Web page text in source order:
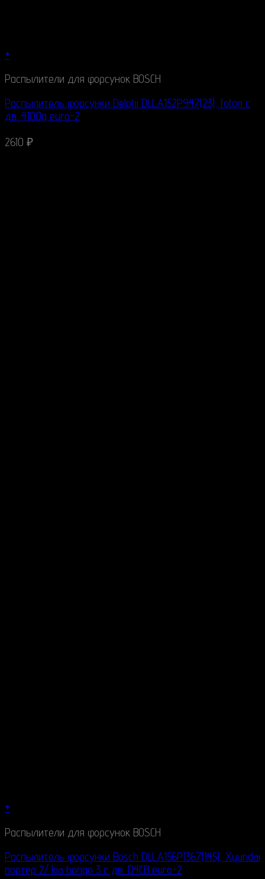
+
Распылители для форсунок BOSCH
Распылитель форсунки Delphi DLLA152P947(23), foton c
дв. 4100q euro-2
2610 ₽
+
Распылители для форсунок BOSCH
Распылитель форсунки Bosch DLLA156P1367(145), Xyundai
портер 2/ kia bongo 3 c дв. D4CB euro-2